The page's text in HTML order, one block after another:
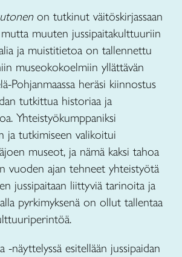
on tutkinut väitöskirjassaan
mutta muuten jussipaitakulttuuriin
ja muistitietoa on tallennettu
museokokoelmiin yllättävän
Pohjanmaassa heräsi kiinnostus
tutkittua historiaa ja
Yhteistyökumppaniksi
ja tutkimiseen valikoitui
museot, ja nämä kaksi tahoa
vuoden ajan tehneet yhteistyötä
jussipaitaan liittyviä tarinoita ja
pyrkimyksenä on ollut tallentaa
-näyttelyssä esitellään jussipaidan